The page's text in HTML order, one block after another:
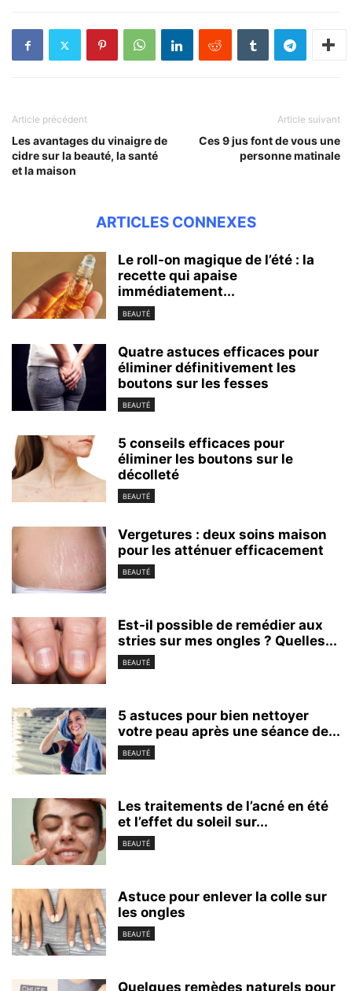
Article précédent
Les avantages du vinaigre de
cidre sur la beauté, la santé
et la maison
Article suivant
Ces 9 jus font de vous une
personne matinale
ARTICLES CONNEXES
Le roll-on magique de l’été : la
recette qui apaise
immédiatement...
BEAUTÉ
Quatre astuces efficaces pour
éliminer définitivement les
boutons sur les fesses
BEAUTÉ
5 conseils efficaces pour
éliminer les boutons sur le
décolleté
BEAUTÉ
Vergetures : deux soins maison
pour les atténuer efficacement
BEAUTÉ
Est-il possible de remédier aux
stries sur mes ongles ? Quelles...
BEAUTÉ
5 astuces pour bien nettoyer
votre peau après une séance de...
BEAUTÉ
Les traitements de l’acné en été
et l’effet du soleil sur...
BEAUTÉ
Astuce pour enlever la colle sur
les ongles
BEAUTÉ
Quelques remèdes naturels pour